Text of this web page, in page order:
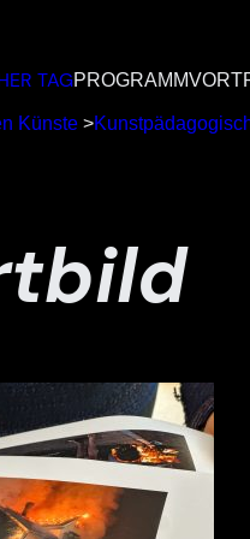
TAGPROGRAMM
Künste >